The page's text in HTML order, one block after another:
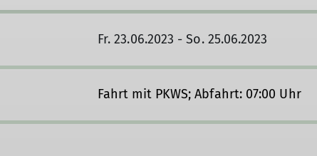
Fr. 23.06.2023 - So. 25.06.2023
Fahrt mit PKWS; Abfahrt: 07:00 Uhr